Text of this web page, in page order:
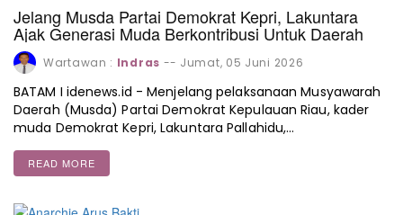
Jelang Musda Partai Demokrat Kepri, Lakuntara
Ajak Generasi Muda Berkontribusi Untuk Daerah
Wartawan : Indras -- Jumat, 05 Juni 2026
BATAM I idenews.id - Menjelang pelaksanaan Musyawarah
Daerah (Musda) Partai Demokrat Kepulauan Riau, kader
muda Demokrat Kepri, Lakuntara Pallahidu,…
READ MORE